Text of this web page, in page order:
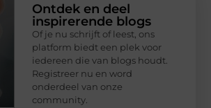
Ontdek en deel
inspirerende blogs
Of je nu schrijft of leest, ons
platform biedt een plek voor
iedereen die van blogs houdt.
Registreer nu en word
onderdeel van onze
community.